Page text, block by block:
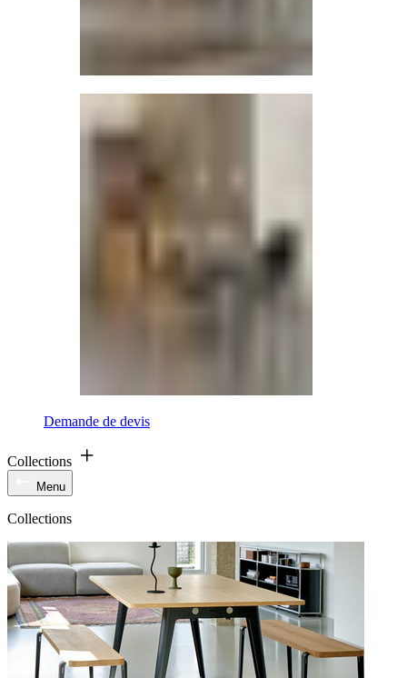
Demande de devis
Collections
Menu
Collections